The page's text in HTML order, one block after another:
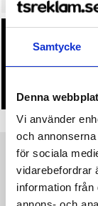
Samtycke
Denna
Vi använder
och
för sociala
vidarebefordrar
information från
• Du får alltid